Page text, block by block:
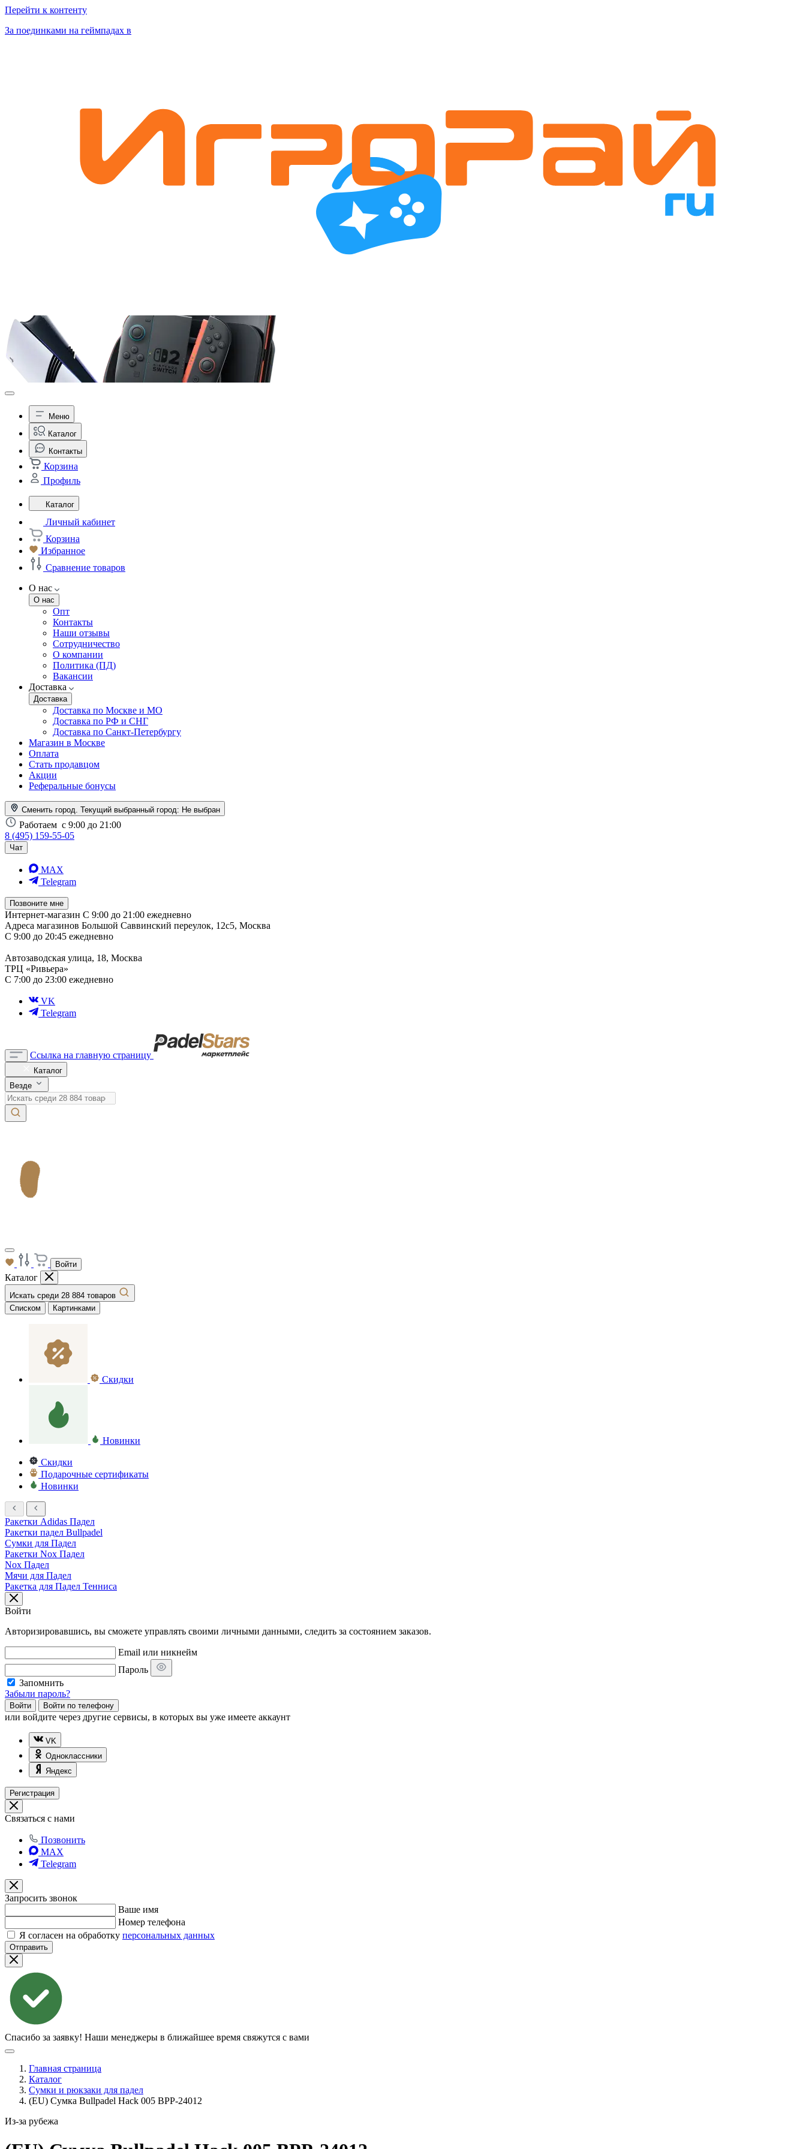
Перейти к контенту
За поединками на геймпадах в
Меню
Каталог
Контакты
Корзина
Профиль
Каталог
Личный кабинет
Корзина
Избранное
Сравнение товаров
О нас
О нас
Опт
Контакты
Наши отзывы
Сотрудничество
О компании
Политика (ПД)
Вакансии
Доставка
Доставка
Доставка по Москве и МО
Доставка по РФ и СНГ
Доставка по Санкт-Петербургу
Магазин в Москве
Оплата
Стать продавцом
Акции
Реферальные бонусы
Сменить город. Текущий выбранный город: Не выбран
Работаем с 9:00 до 21:00
8 (495) 159-55-05
Чат
MAX
Telegram
Позвоните мне
Интернет-магазин С 9:00 до 21:00 ежедневно
Адреса магазинов Большой Саввинский переулок, 12с5, Москва
С 9:00 до 20:45 ежедневно
Автозаводская улица, 18, Москва
ТРЦ «Ривьера»
С 7:00 до 23:00 ежедневно
VK
Telegram
Ссылка на главную страницу
Каталог
Везде
Войти
Каталог
Искать среди 28 884 товаров
Списком
Картинками
Скидки
Новинки
Скидки
Подарочные сертификаты
Новинки
Ракетки Adidas Падел
Ракетки падел Bullpadel
Сумки для Падел
Ракетки Nox Падел
Nox Падел
Мячи для Падел
Ракетка для Падел Тенниса
Войти
Авторизировавшись, вы сможете управлять своими личными данными, следить за состоянием заказов.
Email или никнейм
Пароль
Запомнить
Забыли пароль?
Войти Войти по телефону
или войдите через другие сервисы, в которых вы уже имеете аккаунт
VK
Одноклассники
Яндекс
Регистрация
Связаться с нами
Позвонить
MAX
Telegram
Запросить звонок
Ваше имя
Номер телефона
Я согласен на обработку персональных данных
Отправить
Спасибо за заявку! Наши менеджеры в ближайшее время свяжутся с вами
Главная страница
Каталог
Сумки и рюкзаки для падел
(EU) Сумка Bullpadel Hack 005 BPP-24012
Из-за рубежа